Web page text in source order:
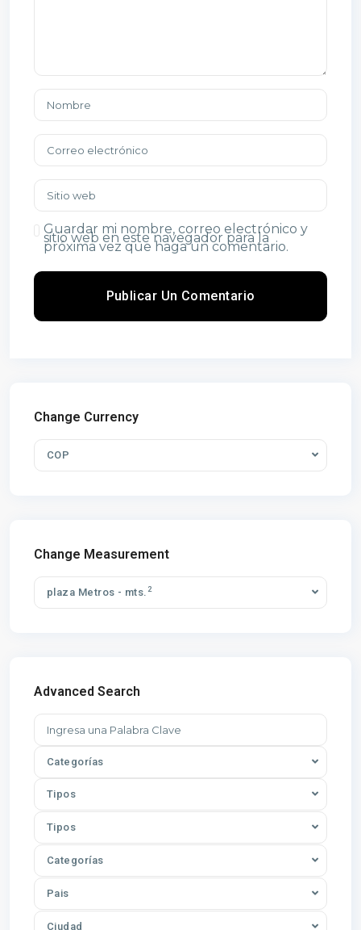
Guardar mi nombre, correo electrónico y
sitio web en este navegador para la
próxima vez que haga un comentario.
Change Currency
COP
Change Measurement
plaza Metros - mts. 2
Advanced Search
Categorías
Tipos
Tipos
Categorías
Pais
Ciudad